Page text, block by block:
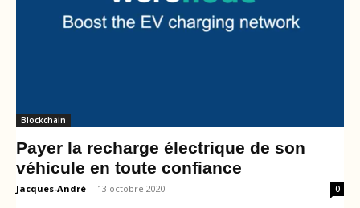
Blockchain
Payer la recharge électrique de son
véhicule en toute confiance
Jacques-André - 13 octobre 2020 0